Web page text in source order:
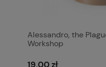
Alessandro, the
Workshop
19,00 zł